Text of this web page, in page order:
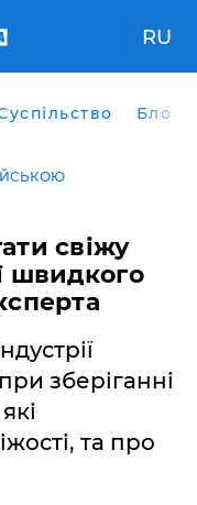
RU
Блоги
свіжу
швидкого
зберіганні
та про